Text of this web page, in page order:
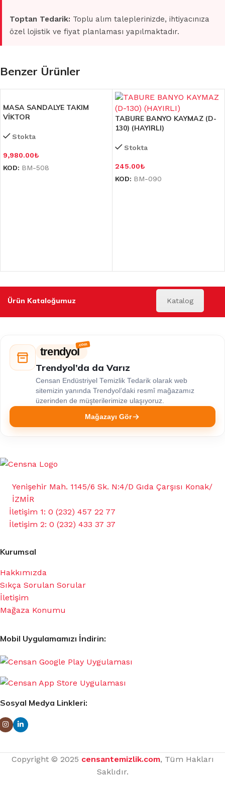
Toptan Tedarik: Toplu alım taleplerinizde, ihtiyacınıza
özel lojistik ve fiyat planlaması yapılmaktadır.
Benzer Ürünler
MASA SANDALYE TAKIM
VİKTOR
Stokta
9,980.00₺
KOD: BM-508
TABURE BANYO KAYMAZ (D-
130) (HAYIRLI)
Stokta
245.00₺
KOD: BM-090
Ürün Kataloğumuz Katalog
trendyol
Trendyol’da da Varız
Censan Endüstriyel Temizlik Tedarik olarak web
sitemizin yanında Trendyol’daki resmî mağazamız
üzerinden de müşterilerimize ulaşıyoruz.
Mağazayı Gör
Yenişehir Mah. 1145/6 Sk. N:4/D Gıda Çarşısı Konak/
İZMİR
İletişim 1: 0 (232) 457 22 77
İletişim 2: 0 (232) 433 37 37
Kurumsal
Hakkımızda
Sıkça Sorulan Sorular
İletişim
Mağaza Konumu
Mobil Uygulamamızı İndirin:
Sosyal Medya Linkleri:
Copyright © 2025 censantemizlik.com, Tüm Hakları
Saklıdır.